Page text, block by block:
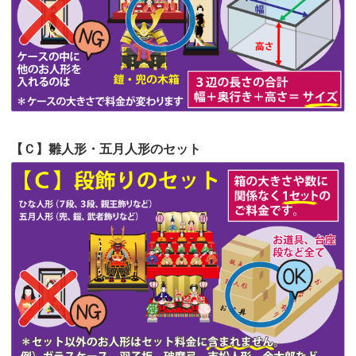
第53回人形供養祭令和4年7月1日(金)
第52回人形供養祭令和4年5月17日(火)
第51回人形供養祭令和4年4月18日(月)
第50回人形供養祭令和4年3月15日(火)
第49回人形供養祭令和4年1月17日(月)
第48回人形供養祭令和3年12月3日(金)
第47回人形供養祭 令和3年10月11日(月)
第46回人形供養祭 令和3年9月13日(月)
第45回人形供養祭令和3年7月12日(月)
第44回人形供養祭令和3年6月3日(木)
第43回人形供養祭令和3年4月23日(金)
【Ｃ】雛人形・五月人形のセット